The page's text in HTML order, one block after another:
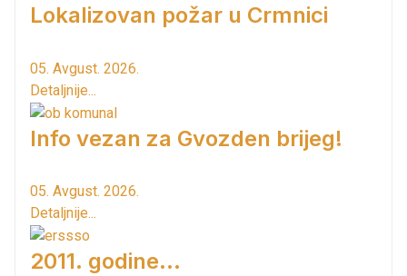
Lokalizovan požar u Crmnici
05. Avgust. 2026.
Detaljnije...
Info vezan za Gvozden brijeg!
05. Avgust. 2026.
Detaljnije...
2011. godine...